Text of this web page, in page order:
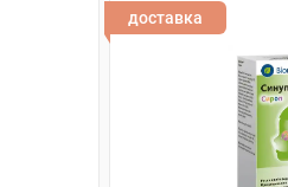
доставка